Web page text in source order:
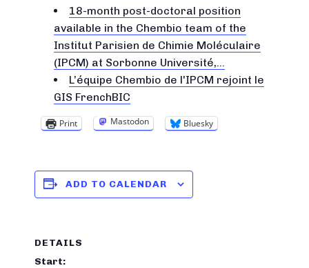
18-month post-doctoral position
available in the Chembio team of the
Institut Parisien de Chimie Moléculaire
(IPCM) at Sorbonne Université,…
L’équipe Chembio de l'IPCM rejoint le
GIS FrenchBIC
Print Mastodon Bluesky
ADD TO CALENDAR
DETAILS
Start: